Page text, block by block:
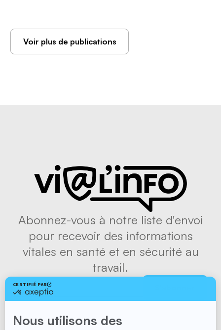
Voir plus de publications
Abonnez-vous à notre liste d'envoi
pour recevoir des informations
vitales en santé et en sécurité au
travail.